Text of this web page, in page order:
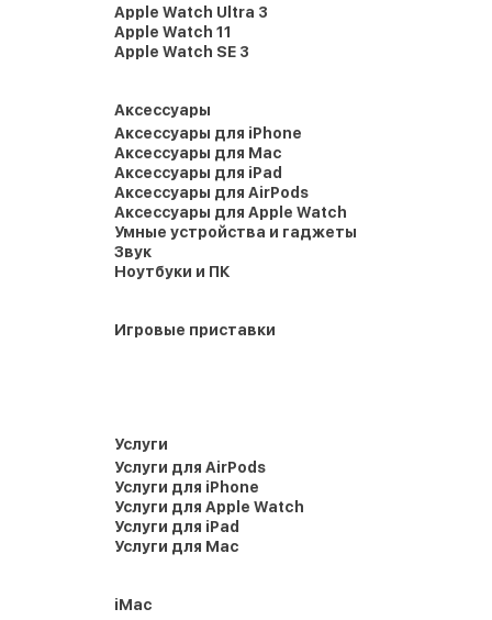
Apple Watch Ultra 3
Apple Watch 11
Apple Watch SE 3
Аксессуары
Аксессуары для iPhone
Аксессуары для Mac
Аксессуары для iPad
Аксессуары для AirPods
Аксессуары для Apple Watch
Умные устройства и гаджеты
Звук
Ноутбуки и ПК
Игровые приставки
Услуги
Услуги для AirPods
Услуги для iPhone
Услуги для Apple Watch
Услуги для iPad
Услуги для Mac
iMac